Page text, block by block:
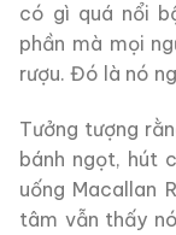
có gì quá nổi
phần mà mọi
rượu. Đó là nó
Tưởng tượng
bánh ngọt, hút
uống Macallan
tâm vẫn thấy